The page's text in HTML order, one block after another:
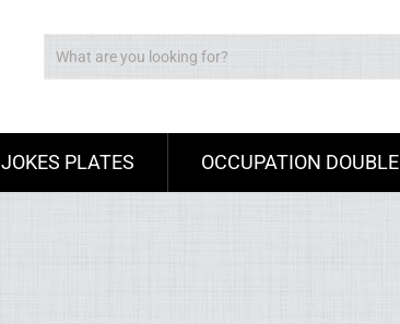
JOKES PLATES OCCUPATION DOUBLE